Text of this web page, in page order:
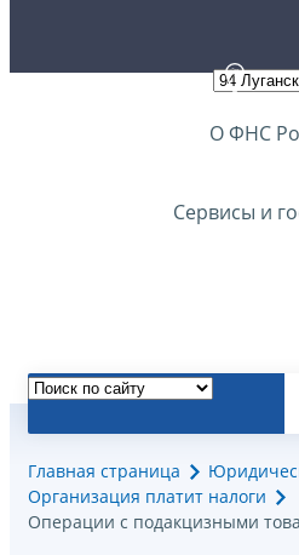
О ФНС
Сервисы и
Главная страница
Организация платит налоги
Операции с подакцизными